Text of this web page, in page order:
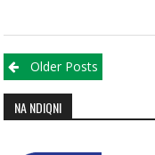
Posts navigation
Older Posts
NA NDIQNI